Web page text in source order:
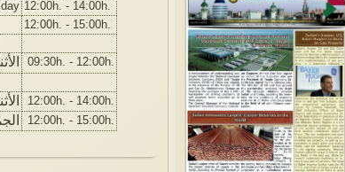
12:00h. - 14:00h.
12:00h. - 15:00h.
09:30h. - 12:00h.
12:00h. - 14:00h.
12:00h. - 15:00h.